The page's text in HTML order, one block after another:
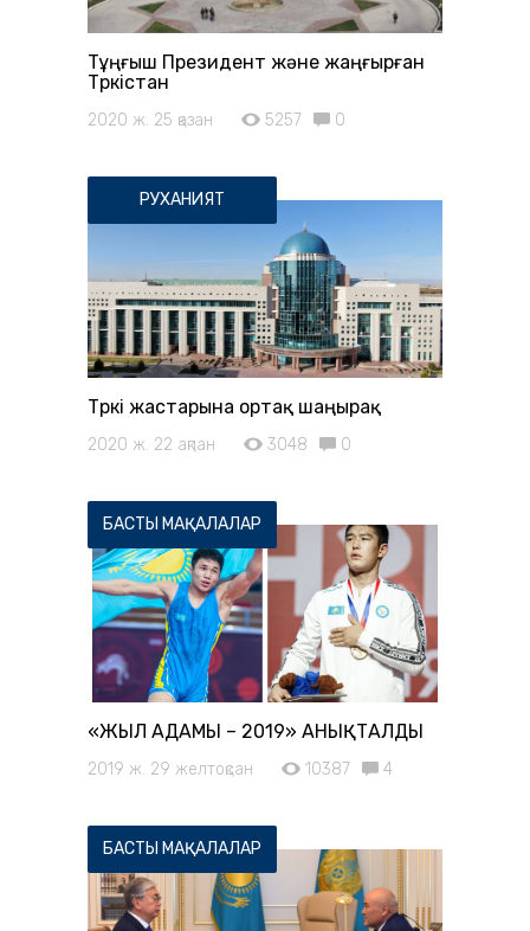
Тұңғыш Президент және жаңғырған
Түркістан
2020 ж. 25 қазан 5257 0
РУХАНИЯТ
Түркі жастарына ортақ шаңырақ
2020 ж. 22 ақпан 3048 0
БАСТЫ МАҚАЛАЛАР
«ЖЫЛ АДАМЫ – 2019» АНЫҚТАЛДЫ
2019 ж. 29 желтоқсан 10387 4
БАСТЫ МАҚАЛАЛАР